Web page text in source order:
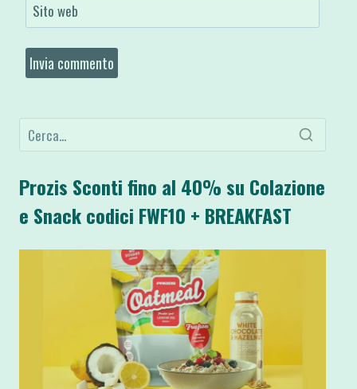
Sito web
Prozis Sconti fino al 40% su Colazione
e Snack codici FWF10 + BREAKFAST